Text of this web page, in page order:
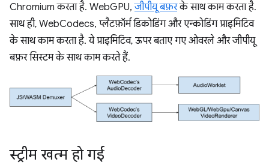
Chromium करता है. WebGPU,जीपीयू बफ़रके साथ काम करता है.
साथ ही, WebCodecs, प्लैटफ़ॉर्म डिकोडिंग और एन्कोडिंग प्राइमिटिव
के साथ काम करता है. ये प्राइमिटिव, ऊपर बताए गए ओवरले और जीपीयू
बफ़र सिस्टम के साथ काम करते हैं.
स्ट्रीम खत्म हो गई